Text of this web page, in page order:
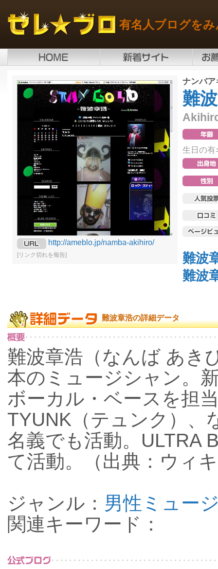
有名人ブログを
http://ameblo.jp/namba-akihiro/
[リンク切れを報告]
ナンバア
難
生日の有
難波
難波
難波章浩の詳細データ
難波章浩（なんば あき
本のミュージシャン。
ボーカル・ベースを担
TYUNK（テュンク）、
名義でも活動。ULTRA
て活動。（出典：ウィ
ジャンル： 男性ミュー
関連キーワード：